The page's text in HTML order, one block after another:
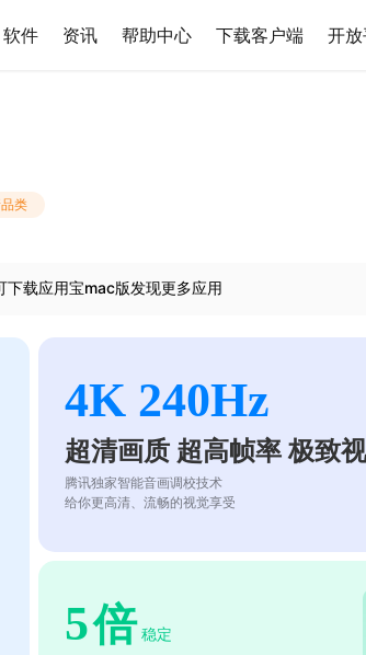
软件 资讯 帮助中心 下载客户端 开放
类
载应用宝mac版发现更多应用
4K 240Hz
超清画质 超高帧率 极致
腾讯独家智能音画调校技术
给你更高清、流畅的视觉享受
5倍 稳定